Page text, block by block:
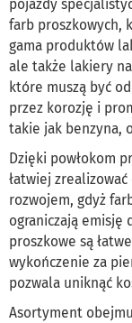
pojazdy
farb proszkowych,
gama produktów
ale także lakiery
które muszą być
przez korozję i
takie jak benzyna,
Dzięki powłokom
łatwiej
rozwojem, gdyż
ograniczają emisję
proszkowe są
wykończenie za
pozwala uniknąć
Asortyment